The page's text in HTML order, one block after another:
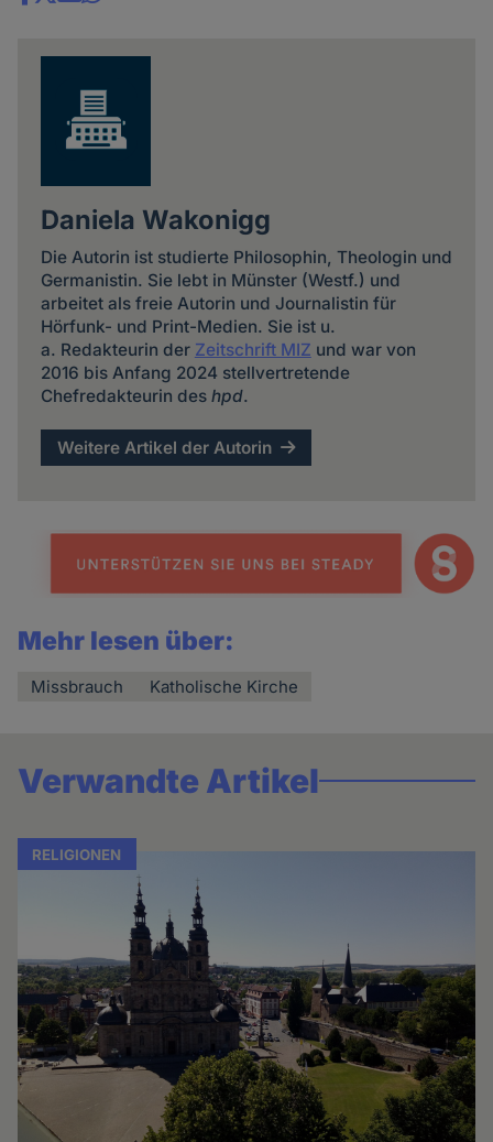
Share
Daniela Wakonigg
Die Autorin ist studierte Philosophin, Theologin und
Germanistin. Sie lebt in Münster (Westf.) und
arbeitet als freie Autorin und Journalistin für
Hörfunk- und Print-Medien. Sie ist u.
a. Redakteurin der Zeitschrift MIZ und war von
2016 bis Anfang 2024 stellvertretende
Chefredakteurin des hpd.
Weitere Artikel der Autorin
Mehr lesen über:
Missbrauch Katholische Kirche
Verwandte Artikel
RELIGIONEN